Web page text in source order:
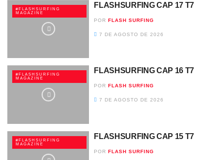
#FLASHSURFING
MAGAZINE
FLASHSURFING CAP 17 T7
POR FLASH SURFING
7 DE AGOSTO DE 2026
#FLASHSURFING
MAGAZINE
FLASHSURFING CAP 16 T7
POR FLASH SURFING
7 DE AGOSTO DE 2026
#FLASHSURFING
MAGAZINE
FLASHSURFING CAP 15 T7
POR FLASH SURFING